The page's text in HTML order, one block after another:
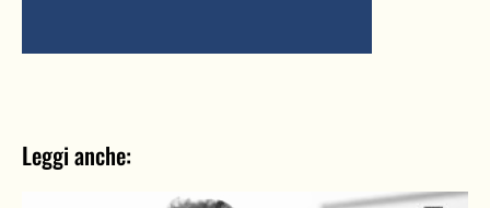
Leggi anche: